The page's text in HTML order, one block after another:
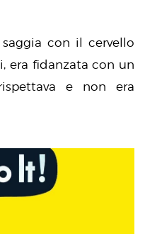
con il cervello
era fidanzata con un
e non era